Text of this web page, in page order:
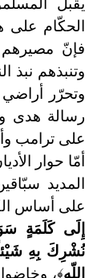
يقبل
الحكّام على
فإنّ مصيرهم
وتنبذهم نبذ
وتحرّر أراضي
رسالة هدى
على ترامب
أمّا حوار
المديد
على أساس
إِلَى كَلَمَةٍ
نُشْرِكَ بِهِ
اللّهِ﴾،